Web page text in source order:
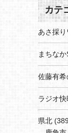
カテ
あさ採
まちな
佐藤有
ラジオ
県北